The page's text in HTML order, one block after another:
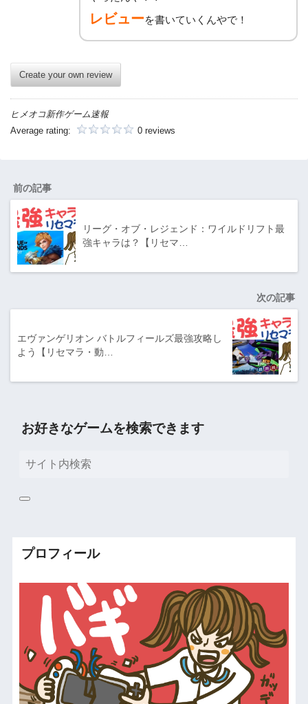
レビューを書いていくんやで！
Create your own review
ヒメオコ新作ゲーム速報
Average rating:
0 reviews
前の記事
リーグ・オブ・レジェンド：ワイルドリフト最
強キャラは？【リセマ…
次の記事
エヴァンゲリオン バトルフィールズ最強攻略し
よう【リセマラ・動…
お好きなゲームを検索できます
プロフィール